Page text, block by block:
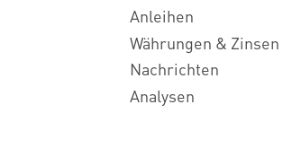
Anleihen
Währungen & Zinsen
Nachrichten
Analysen